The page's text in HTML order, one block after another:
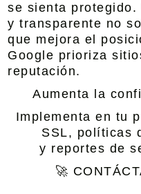
se sienta protegido.
y transparente no
que mejora el
Google prioriza
reputación.
Aumenta la
Implementa en tu
SSL, políticas
y reportes de
🚀